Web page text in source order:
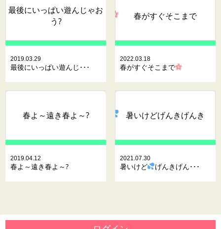
最後にいっぱい遊んじゃお
う?
2019.03.29
最後にいっぱい遊んじ･･･
春がすぐそこまで
2022.03.18
春がすぐそこまで
春よ～遠き春よ～?
2019.04.12
春よ～遠き春よ～?
暑いけどげんきげんき
2021.07.30
暑いけど げんきげん･･･